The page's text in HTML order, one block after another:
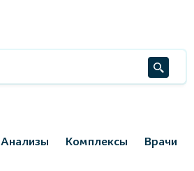
Анализы Комплексы Врачи